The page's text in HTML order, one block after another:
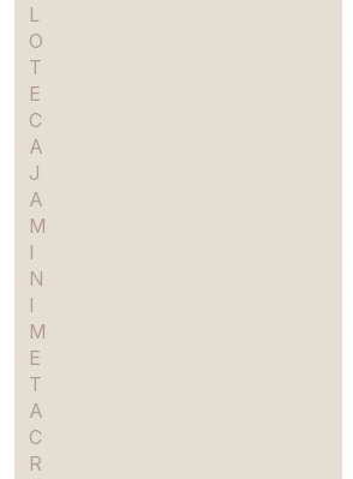
L
O
T
E
C
A
J
A
M
I
N
I
M
E
T
A
C
R